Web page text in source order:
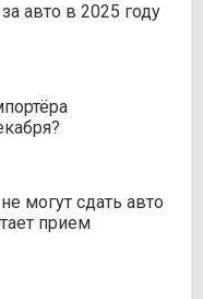
авто в 2025 году
могут сдать авто
прием